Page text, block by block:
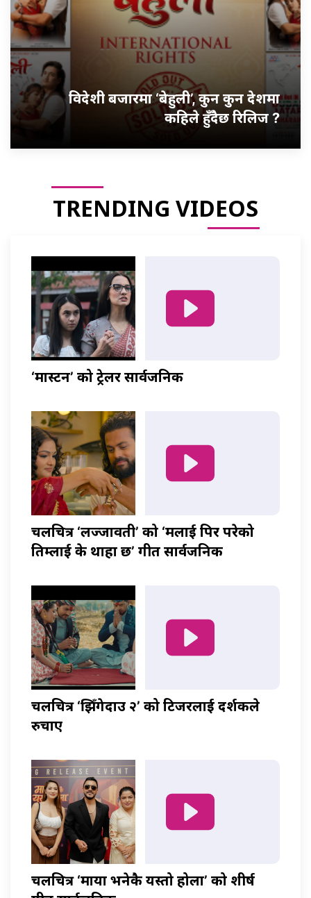
विदेशी बजारमा ‘बेहुली’, कुन कुन देशमा
कहिले हुँदैछ रिलिज ?
TRENDING VIDEOS
‘मास्टर्नी’ को ट्रेलर सार्वजनिक
चलचित्र ‘लज्जावती’ को ‘मलाई पिर परेको
तिम्लाई के थाहा छ’ गीत सार्वजनिक
चलचित्र ‘झिँगेदाउ २’ को टिजरलाई दर्शकले
रुचाए
चलचित्र ‘माया भनेकै यस्तो होला’ को शीर्ष